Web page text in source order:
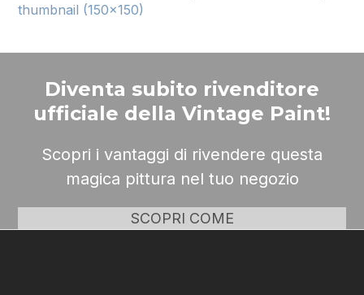
thumbnail (150x150)
Diventa subito rivenditore
ufficiale della Vintage Paint!
Scopri i vantaggi di rivendere questa
magica pittura nel tuo negozio
SCOPRI COME